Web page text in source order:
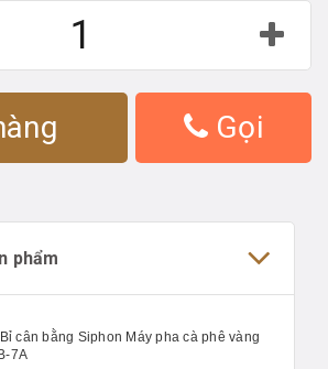
Gọi
phẩm